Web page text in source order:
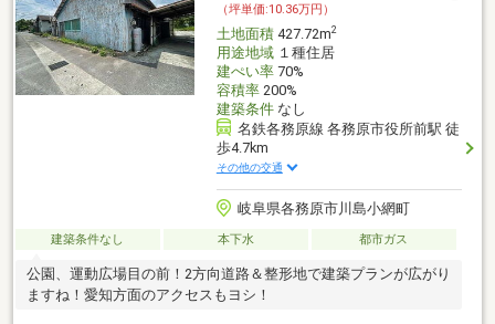
（坪単価:10.36万円）
土地面積427.72m2
用途地域１種住居
建ぺい率70%
容積率200%
建築条件なし
名鉄各務原線 各務原市役所前駅 徒
歩4.7km
その他の交通
岐阜県各務原市川島小網町
建築条件なし 本下水 都市ガス
公園、運動広場目の前！2方向道路＆整形地で建築プランが広がり
ますね！愛知方面のアクセスもヨシ！